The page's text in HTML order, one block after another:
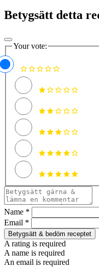
Betygsätt detta
Your vote:
Name *
Email *
Betygsätt & bedöm receptet
A rating is required
A name is required
An email is required